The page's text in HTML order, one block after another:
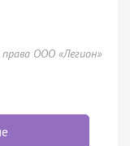
ООО «Легион»